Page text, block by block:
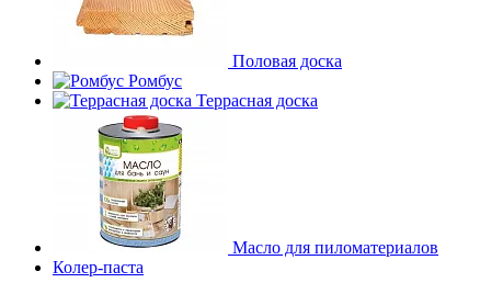
Половая доска
Ромбус
Террасная доска
Масло для пиломатериалов
Колер-паста